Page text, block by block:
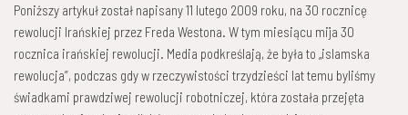
Poniższy artykuł został napisany 11 lutego 2009 roku, na 30 rocznicę
rewolucji Irańskiej przez Freda Westona. W tym miesiącu mija 30
rocznica irańskiej rewolucji. Media podkreślają, że była to „islamska
rewolucja”, podczas gdy w rzeczywistości trzydzieści lat temu byliśmy
świadkami prawdziwej rewolucji robotniczej, która została przejęta